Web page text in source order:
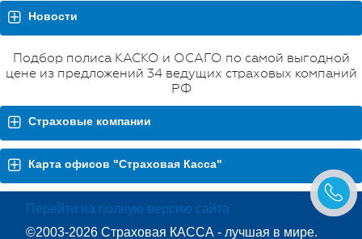
Новости
Подбор полиса КАСКО и ОСАГО по самой выгодной
цене из предложений 34 ведущих страховых компаний
РФ
Страховые компании
Карта офисов "Страховая Касса"
Перейти на полную версию сайта
©2003-2026 Страховая КАССА - лучшая в мире.